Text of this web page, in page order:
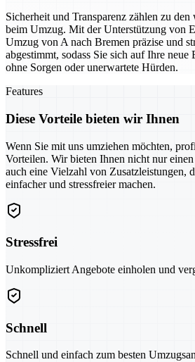
Sicherheit und Transparenz zählen zu
beim Umzug. Mit der Unterstützung von
Umzug von A nach Bremen präzise und
abgestimmt, sodass Sie sich auf Ihre neue
ohne Sorgen oder unerwartete Hürden.
Features
Diese Vorteile bieten wir Ihnen
Wenn Sie mit uns umziehen möchten,
Vorteilen. Wir bieten Ihnen nicht nur
auch eine Vielzahl von Zusatzleistungen,
einfacher und stressfreier machen.
Stressfrei
Unkompliziert Angebote einholen und
Schnell
Schnell und einfach zum besten